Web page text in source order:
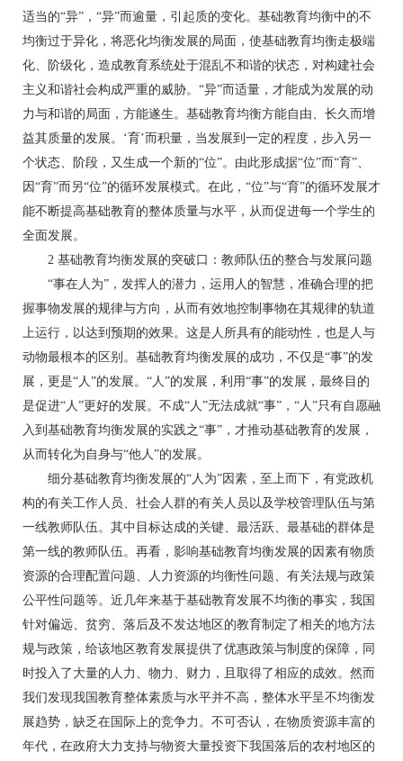
适当的“异”，“异”而逾量，引起质的变化。基础教育均衡中的不
均衡过于异化，将恶化均衡发展的局面，使基础教育均衡走极端
化、阶级化，造成教育系统处于混乱不和谐的状态，对构建社会
主义和谐社会构成严重的威胁。“异”而适量，才能成为发展的动
力与和谐的局面，方能遂生。基础教育均衡方能自由、长久而增
益其质量的发展。‘育’而积量，当发展到一定的程度，步入另一
个状态、阶段，又生成一个新的“位”。由此形成据“位”而“育”、
因“育”而另“位”的循环发展模式。在此，“位”与“育”的循环发展才
能不断提高基础教育的整体质量与水平，从而促进每一个学生的
全面发展。
2 基础教育均衡发展的突破口：教师队伍的整合与发展问题
“事在人为”，发挥人的潜力，运用人的智慧，准确合理的把
握事物发展的规律与方向，从而有效地控制事物在其规律的轨道
上运行，以达到预期的效果。这是人所具有的能动性，也是人与
动物最根本的区别。基础教育均衡发展的成功，不仅是“事”的发
展，更是“人”的发展。“人”的发展，利用“事”的发展，最终目的
是促进“人”更好的发展。不成“人”无法成就“事”，“人”只有自愿融
入到基础教育均衡发展的实践之“事”，才推动基础教育的发展，
从而转化为自身与“他人”的发展。
细分基础教育均衡发展的“人为”因素，至上而下，有党政机
构的有关工作人员、社会人群的有关人员以及学校管理队伍与第
一线教师队伍。其中目标达成的关键、最活跃、最基础的群体是
第一线的教师队伍。再看，影响基础教育均衡发展的因素有物质
资源的合理配置问题、人力资源的均衡性问题、有关法规与政策
公平性问题等。近几年来基于基础教育发展不均衡的事实，我国
针对偏远、贫穷、落后及不发达地区的教育制定了相关的地方法
规与政策，给该地区教育发展提供了优惠政策与制度的保障，同
时投入了大量的人力、物力、财力，且取得了相应的成效。然而
我们发现我国教育整体素质与水平并不高，整体水平呈不均衡发
展趋势，缺乏在国际上的竞争力。不可否认，在物质资源丰富的
年代，在政府大力支持与物资大量投资下我国落后的农村地区的